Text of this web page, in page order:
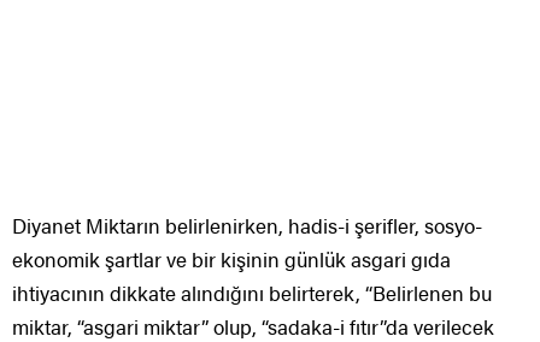
Diyanet Miktarın belirlenirken, hadis-i şerifler, sosyo-
ekonomik şartlar ve bir kişinin günlük asgari gıda
ihtiyacının dikkate alındığını belirterek, “Belirlenen bu
miktar, “asgari miktar” olup, “sadaka-i fıtır”da verilecek